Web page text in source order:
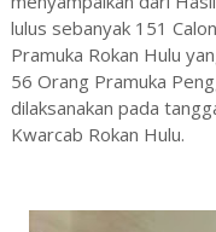
lulus sebanyak 151
Pramuka Rokan Hulu
56 Orang Pramuka
dilaksanakan pada
Kwarcab Rokan Hulu.